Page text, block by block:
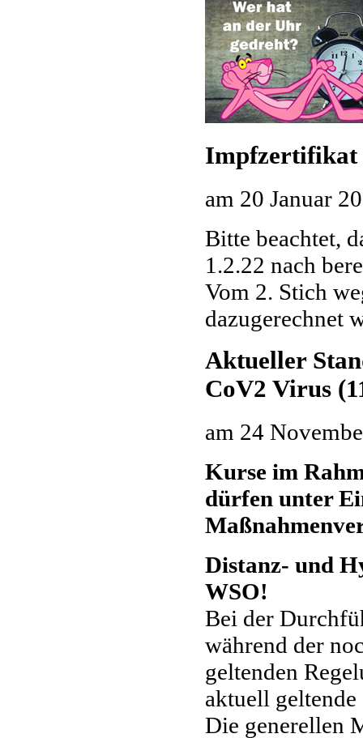
Impfzertifikat
am 20 Januar
Bitte beachtet,
1.2.22 nach
Vom 2. Stich
dazugerechnet
Aktueller
CoV2 Virus
am 24
Kurse im
dürfen unter
Distanz- und
WSO!
Bei der
während der
geltenden
aktuell
Die generellen